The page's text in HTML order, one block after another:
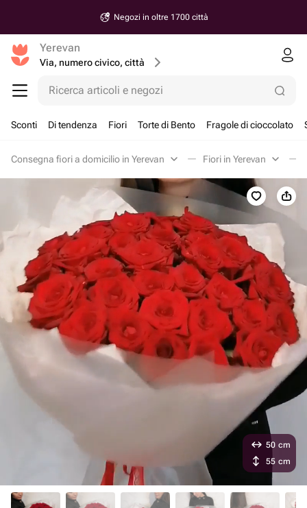
Negozi in oltre 1700 città
Yerevan
Via, numero civico, città
Ricerca articoli e negozi
Sconti Di tendenza Fiori Torte di Bento Fragole di cioccolato
Consegna fiori a domicilio in Yerevan Fiori in Yerevan
50 cm
55 cm